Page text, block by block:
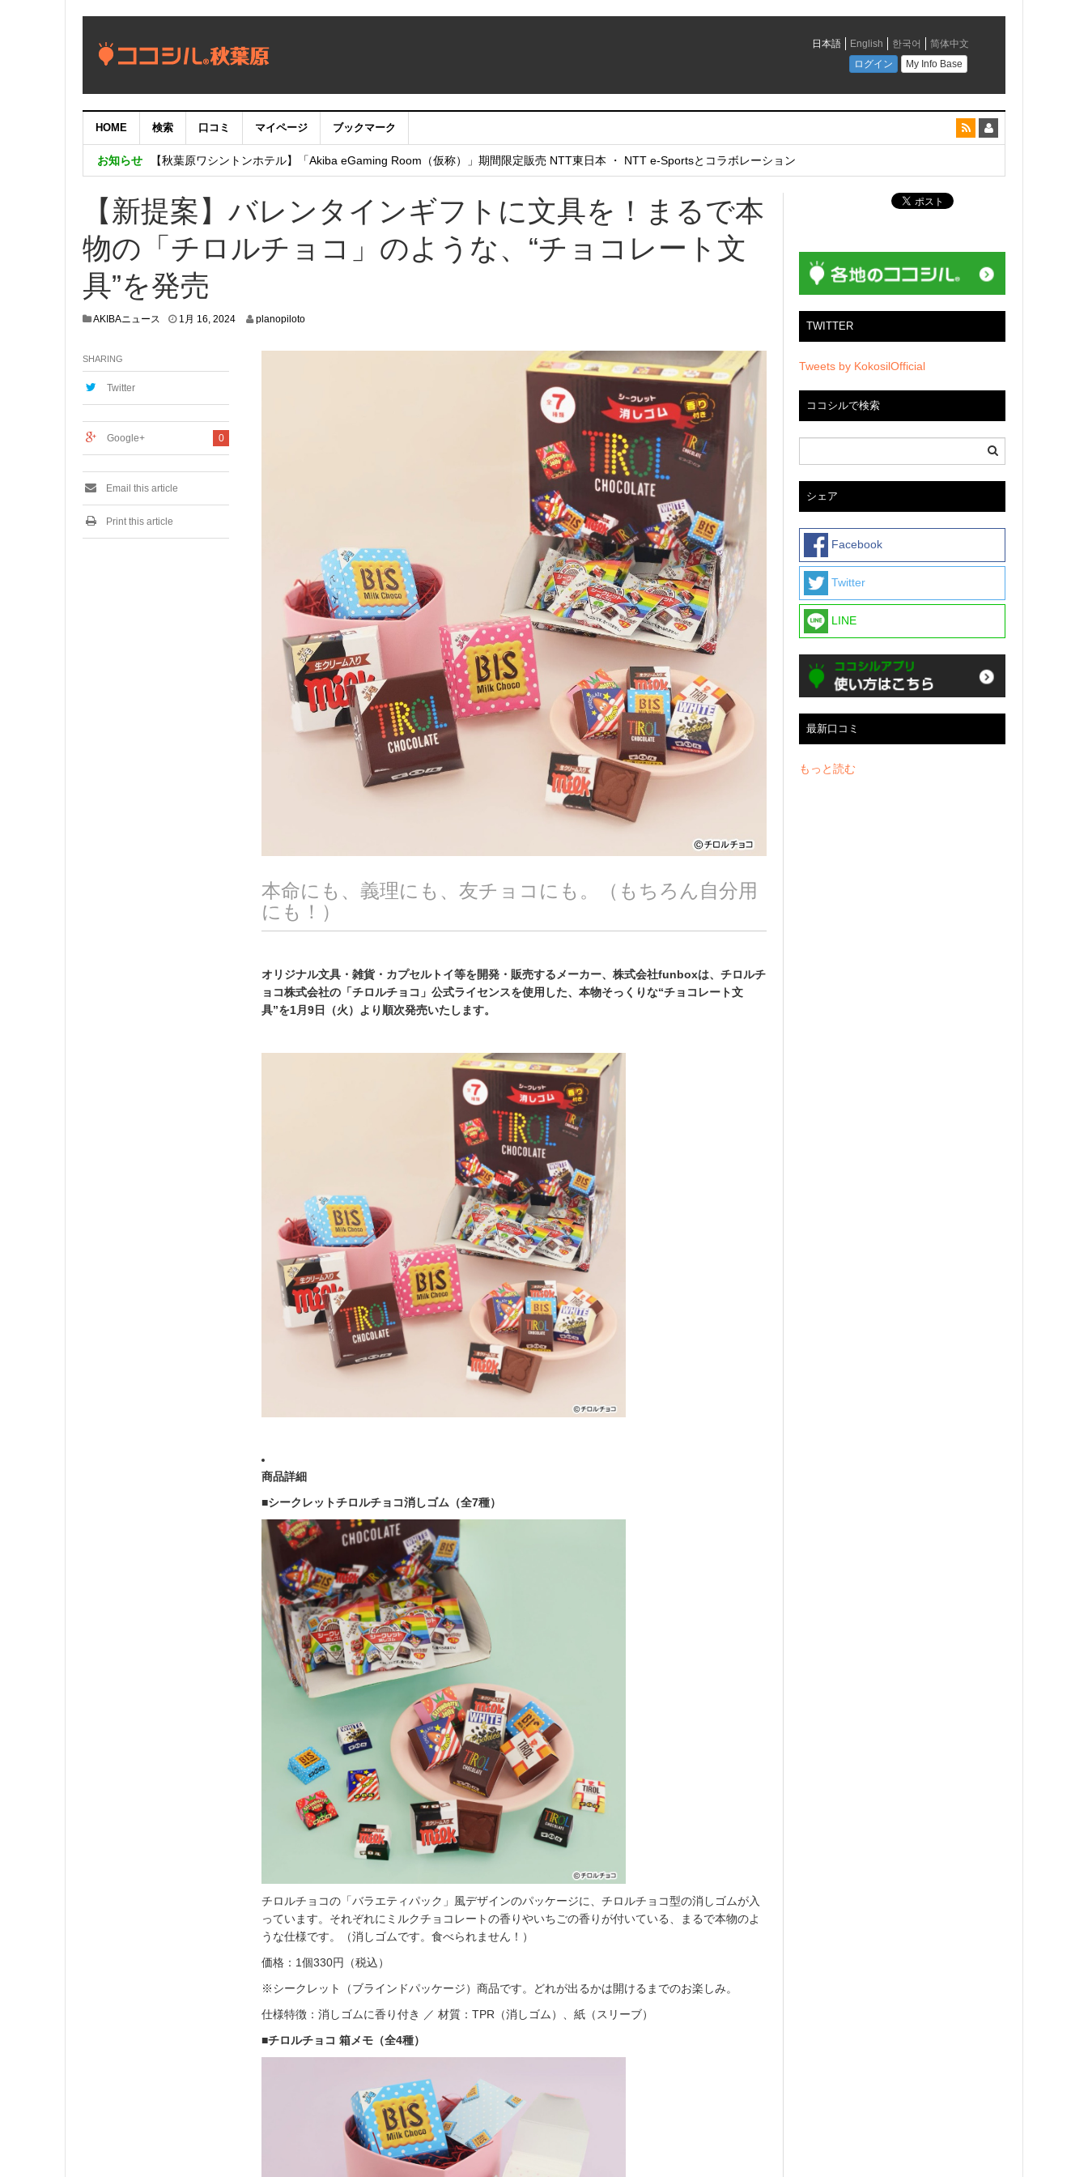
HOME 検索 口コミ マイページ ブックマーク
お知らせ
【重要：9月5日（火）22時】ココシル：アカウントサービス移行のお知らせ
【秋葉原ワシントンホテル】「Akiba eGaming Room（仮称）」期間限定販売 NTT東日本 ・ NTT e-Sportsとコラボレーション
【新提案】バレンタインギフトに文具を！まるで本
物の「チロルチョコ」のような、“チョコレート文
具”を発売
AKIBAニュース 1月 16, 20241
planopiloto
本命にも、義理にも、友チョコにも。（もちろん自分用
にも！）
オリジナル文具・雑貨・カプセルトイ等を開発・販売するメーカー、株式会社funboxは、チロルチ
ョコ株式会社の「チロルチョコ」公式ライセンスを使用した、本物そっくりな“チョコレート文
具”を1月9日（火）より順次発売いたします。
商品詳細
■シークレットチロルチョコ消しゴム（全7種）
チロルチョコの「バラエティパック」風デザインのパッケージに、チロルチョコ型の消しゴムが入
っています。それぞれにミルクチョコレートの香りやいちごの香りが付いている、まるで本物のよ
うな仕様です。（消しゴムです。食べられません！）
価格：1個330円（税込）
※シークレット（ブラインドパッケージ）商品です。どれが出るかは開けるまでのお楽しみ。
仕様特徴：消しゴムに香り付き ／ 材質：TPR（消しゴム）、紙（スリーブ）
■チロルチョコ 箱メモ（全4種）
SHARING
Twitter
0
Google+
Email this article
Print this article
TWITTER
Tweets by KokosilOfficial
ココシルで検索
シェア
Facebook
Twitter
LINE
最新口コミ
もっと読む